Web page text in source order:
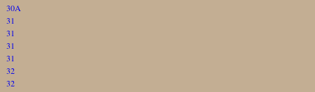
30A
31
31
31
31
32
32